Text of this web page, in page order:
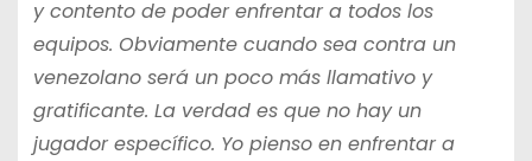
y contento de poder enfrentar a todos los
equipos. Obviamente cuando sea contra un
venezolano será un poco más llamativo y
gratificante. La verdad es que no hay un
jugador específico. Yo pienso en enfrentar a